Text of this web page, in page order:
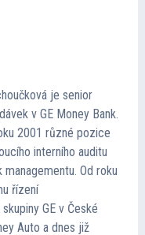
je senior
v GE Money Bank.
2001 různé pozice
interního auditu
Od roku
řízení
GE v České
Auto a dnes již